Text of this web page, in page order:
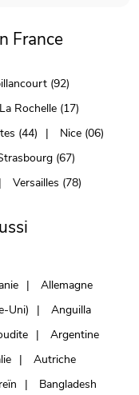
France
(92)
La Rochelle (17)
(44)
Nice (06)
(67)
Versailles (78)
Allemagne
Uni)
Anguilla
Argentine
Autriche
Bangladesh